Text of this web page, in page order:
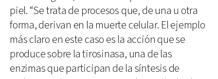
piel. “Se trata de procesos que, de una u otra
forma, derivan en la muerte celular. El ejemplo
más claro en este caso es la acción que se
produce sobre la tirosinasa, una de las
enzimas que participan de la síntesis de